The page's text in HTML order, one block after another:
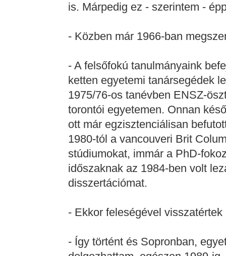
is. Márpedig ez - szerintem -
- Közben már 1966-ban
- A felsőfokú tanulmányaink
ketten egyetemi tanársegédek
1975/76-os tanévben ENSZ-
torontói egyetemen. Onnan
ott már egzisztenciálisan
1980-tól a vancouveri Brit
stúdiumokat, immár a PhD-
időszaknak az 1984-ben volt
disszertációmat.
- Ekkor feleségével
- Így történt és Sopronban,